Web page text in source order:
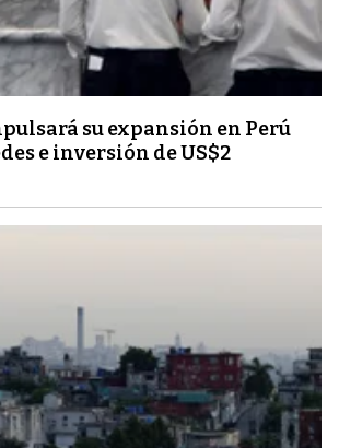
su expansión en Perú
e inversión de US$2